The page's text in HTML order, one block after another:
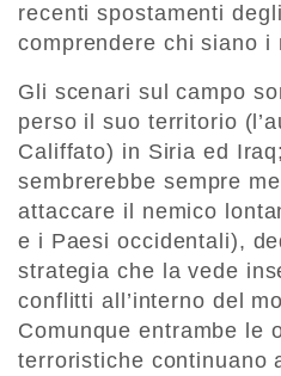
recenti spostamenti
comprendere chi siano i
Gli scenari sul campo
perso il suo territorio
Califfato) in Siria ed
sembrerebbe sempre
attaccare il nemico
e i Paesi occidentali),
strategia che la vede
conflitti all’interno del
Comunque entrambe le
terroristiche continuano